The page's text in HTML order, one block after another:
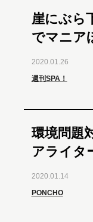
崖にぶら
でマニア
2020.01.26
週刊SPA！
環境問題
アライタ
2020.01.14
PONCHO